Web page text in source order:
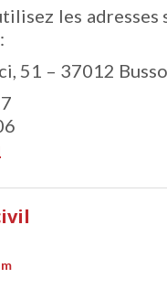
les
51 – 37012